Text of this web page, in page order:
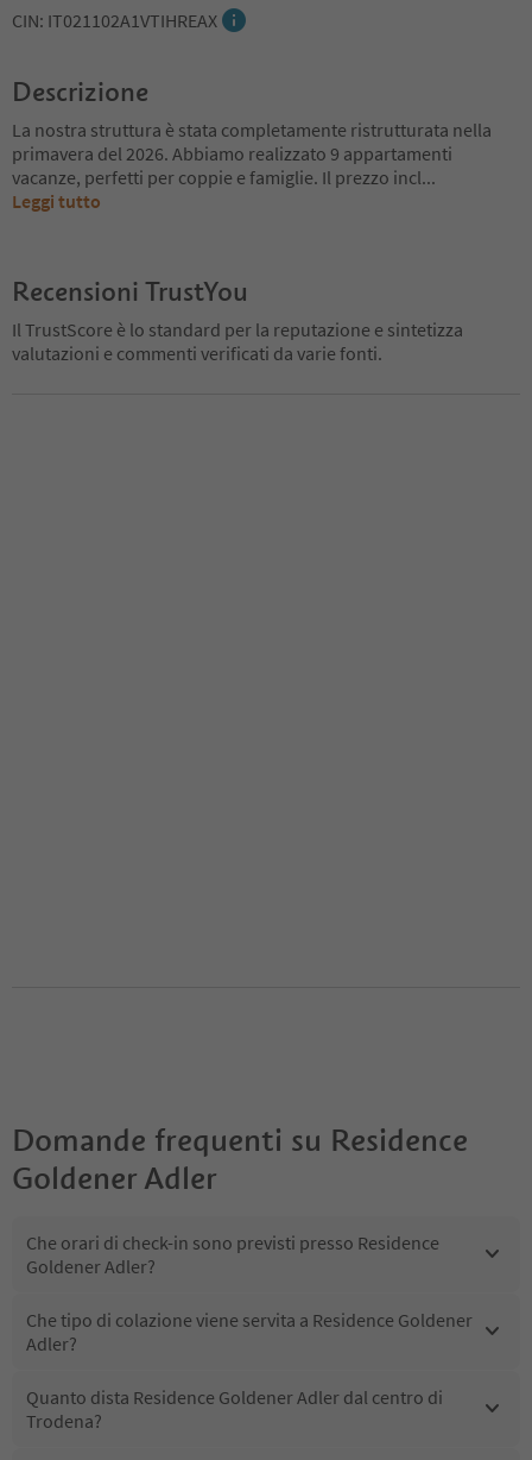
CIN: IT021102A1VTIHREAX
Descrizione
La nostra struttura è stata completamente ristrutturata nella
primavera del 2026. Abbiamo realizzato 9 appartamenti
vacanze, perfetti per coppie e famiglie. Il prezzo incl...
Leggi tutto
Recensioni TrustYou
Il TrustScore è lo standard per la reputazione e sintetizza
valutazioni e commenti verificati da varie fonti.
Domande frequenti su Residence
Goldener Adler
Che orari di check-in sono previsti presso Residence
Goldener Adler?
Che tipo di colazione viene servita a Residence Goldener
Adler?
Quanto dista Residence Goldener Adler dal centro di
Trodena?